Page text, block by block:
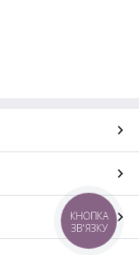
КНОПКА
ЗВ'ЯЗКУ